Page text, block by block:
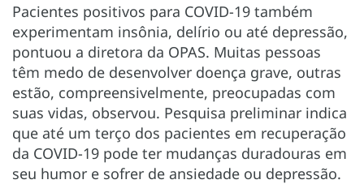
Pacientes positivos para COVID-19 também
experimentam insônia, delírio ou até depressão,
pontuou a diretora da OPAS. Muitas pessoas
têm medo de desenvolver doença grave, outras
estão, compreensivelmente, preocupadas com
suas vidas, observou. Pesquisa preliminar indica
que até um terço dos pacientes em recuperação
da COVID-19 pode ter mudanças duradouras em
seu humor e sofrer de ansiedade ou depressão.